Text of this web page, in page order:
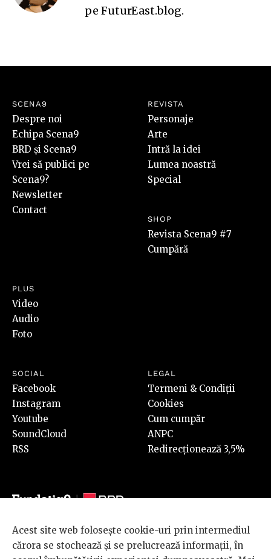
pe FuturEast.blog.
SCENA9
Despre noi
Echipa Scena9
BRD și Scena9
Vrei să publici pe
Scena9?
Newsletter
Contact
REVISTA
Personaje
Arte
Intră la idei
Lumea noastră
Special
SHOP
Revista Scena9 #7
Cumpără
PLUS
Video
Audio
Foto
SOCIAL
Facebook
Instagram
Youtube
SoundCloud
RSS
LEGAL
Termeni & Condiții
Cookies
Cum cumpăr
ANPC
Redirecționează 3,5%
© 2026 BRD Groupe Société Générale, toate drepturile rezervate.
Scena 9 este un proiect sustinut de
BRD GROUPE SOCIÉTÉ
Acest site web folosește cookie-uri prin intermediul
cărora se stochează și se prelucrează informații, în